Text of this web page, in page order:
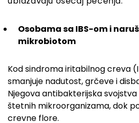
Osobama sa IBS-om i
mikrobiotom
Kod sindroma iritabilnog creva
smanjuje nadutost, grčeve i
Njegova antibakterijska
štetnih mikroorganizama, dok
crevne flore.